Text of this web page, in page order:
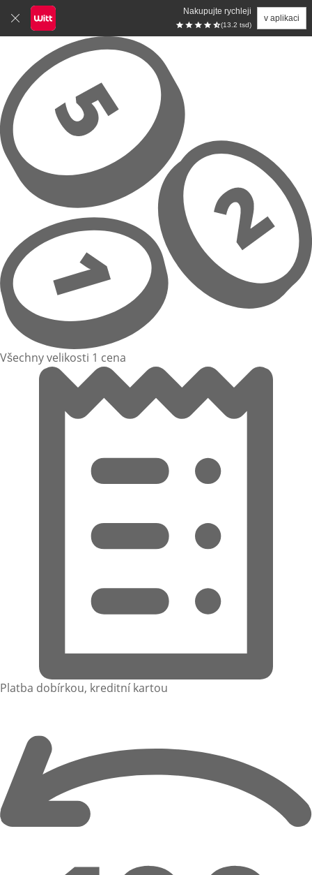
Nakupujte rychleji
(13.2 tsd)
v aplikaci
Přeskočit na hlavní obsah
Všechny velikosti 1 cena
Platba dobírkou, kreditní kartou